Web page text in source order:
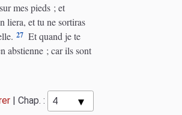
mes pieds ; et
liera, et tu ne sortiras
27 Et quand je te
abstienne ; car ils sont
Chap. :